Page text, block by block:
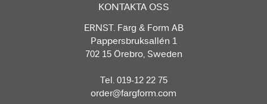
KONTAKTA OSS
ERNST. Färg & Form AB
Pappersbruksallén 1
702 15 Örebro, Sweden
Tel. 019-12 22 75
order@fargform.com